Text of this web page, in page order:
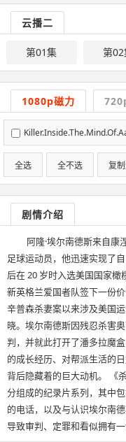
云播二
第01集 第
1080p磁力
EBRip.DDP5.1.x264-
全选 全不选 复
剧情介绍
阿隆·埃尔南德斯来自
足球运动员，他迅速实现了
后在 20 岁时入选美国国家
新英格兰爱国者队签下一份
辛普森杀妻案以来涉及美国
晓。埃尔南德斯因残忍杀害
判，并就此打开了潘多拉魔
的成长经历、对帮派生活的
背后隐藏着的巨大动机。 《
分组成的纪录片系列，其中
的电话，以及与认识埃尔南
导致审判、定罪和看似拥有